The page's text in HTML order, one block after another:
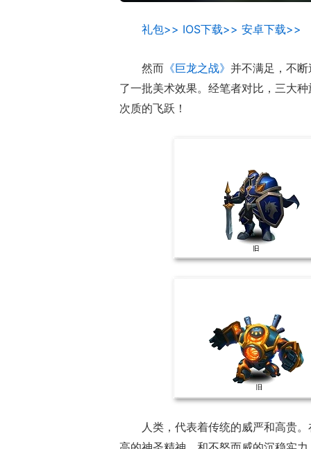
礼包>> IOS下载>> 安卓下载>>
然而 《巨龙之战》 并不满足，不
了一批美术效果。经笔者对比，三大
次质的飞跃！
人类，代表着传统的威严和高贵